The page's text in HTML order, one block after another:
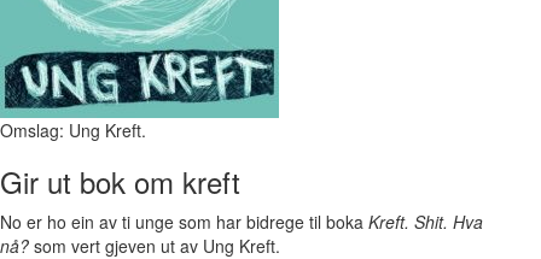
Omslag: Ung Kreft.
Gir ut bok om kreft
No er ho ein av ti unge som har bidrege til boka Kreft. Shit. Hva
nå? som vert gjeven ut av Ung Kreft.